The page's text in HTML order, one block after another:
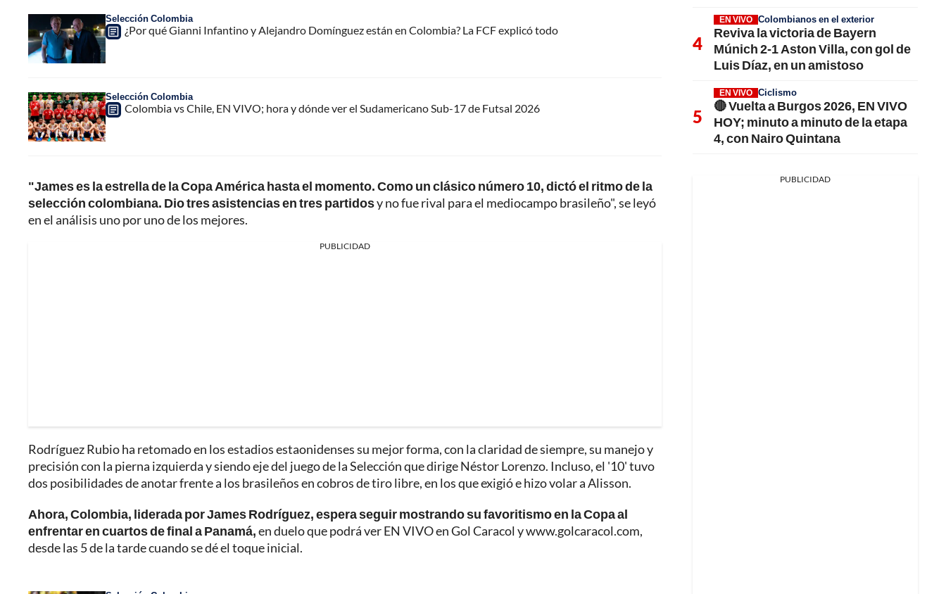
Selección Colombia
¿Por qué Gianni Infantino y Alejandro Domínguez están en Colombia? La FCF explicó todo
Selección Colombia
Colombia vs Chile, EN VIVO; hora y dónde ver el Sudamericano Sub-17 de Futsal 2026
"James es la estrella de la Copa América hasta el momento. Como un clásico número 10, dictó el ritmo de la
selección colombiana. Dio tres asistencias en tres partidosy no fue rival para el mediocampo brasileño", se leyó
en el análisis uno por uno de los mejores.
PUBLICIDAD
Rodríguez Rubio ha retomado en los estadios estaonidenses su mejor forma, con la claridad de siempre, su manejo y
precisión con la pierna izquierda y siendo eje del juego de la Selección que dirige Néstor Lorenzo. Incluso, el '10' tuvo
dos posibilidades de anotar frente a los brasileños en cobros de tiro libre, en los que exigió e hizo volar a Alisson.
Ahora, Colombia, liderada por James Rodríguez, espera seguir mostrando su favoritismo en la Copa al
enfrentar en cuartos de final a Panamá,en duelo que podrá ver EN VIVO en Gol Caracol y www.golcaracol.com,
desde las 5 de la tarde cuando se dé el toque inicial.
EN VIVO Colombianos en el exterior
Reviva la victoria de Bayern
Múnich 2-1 Aston Villa, con gol de
Luis Díaz, en un amistoso
EN VIVO Ciclismo
🔴 Vuelta a Burgos 2026, EN VIVO
HOY; minuto a minuto de la etapa
4, con Nairo Quintana
PUBLICIDAD